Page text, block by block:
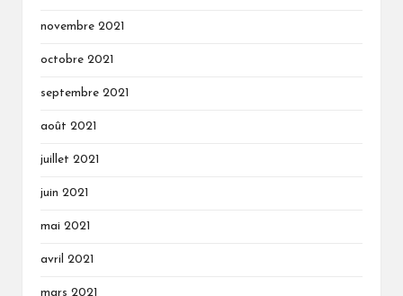
novembre 2021
octobre 2021
septembre 2021
août 2021
juillet 2021
juin 2021
mai 2021
avril 2021
mars 2021